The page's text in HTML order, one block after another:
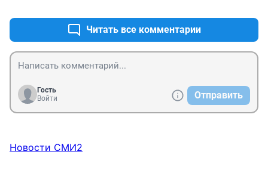
Читать все комментарии
Гость
Войти
Отправить
Новости СМИ2